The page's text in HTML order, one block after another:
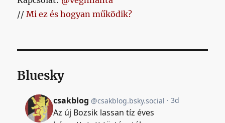
//Mi ez és hogyan működik?
Bluesky